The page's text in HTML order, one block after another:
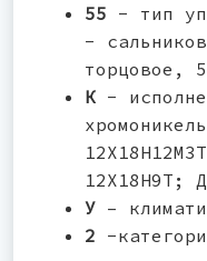
55 - тип
-
торцовое,
К -
12Х18Н9Т;
У –
2 -